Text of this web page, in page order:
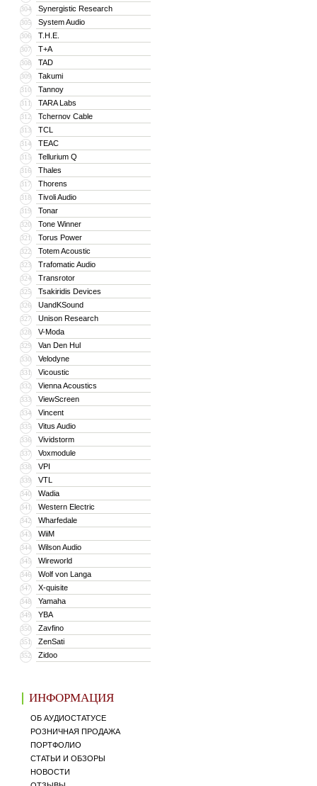
304 Synergistic Research
305 System Audio
306 T.H.E.
307 T+A
308 TAD
309 Takumi
310 Tannoy
311 TARA Labs
312 Tchernov Cable
313 TCL
314 TEAC
315 Tellurium Q
316 Thales
317 Thorens
318 Tivoli Audio
319 Tonar
320 Tone Winner
321 Torus Power
322 Totem Acoustic
323 Trafomatic Audio
324 Transrotor
325 Tsakiridis Devices
326 UandKSound
327 Unison Research
328 V-Moda
329 Van Den Hul
330 Velodyne
331 Vicoustic
332 Vienna Acoustics
333 ViewScreen
334 Vincent
335 Vitus Audio
336 Vividstorm
337 Voxmodule
338 VPI
339 VTL
340 Wadia
341 Western Electric
342 Wharfedale
343 WiiM
344 Wilson Audio
345 Wireworld
346 Wolf von Langa
347 X-quisite
348 Yamaha
349 YBA
350 Zavfino
351 ZenSati
352 Zidoo
ИНФОРМАЦИЯ
ОБ АУДИОСТАТУСЕ
РОЗНИЧНАЯ ПРОДАЖА
ПОРТФОЛИО
СТАТЬИ И ОБЗОРЫ
НОВОСТИ